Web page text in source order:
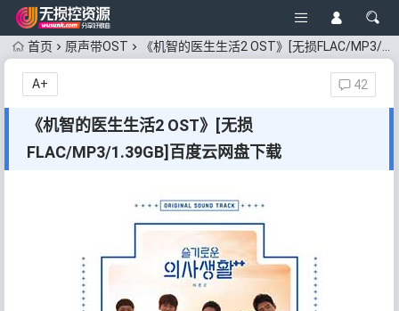
首页 原声带OST 《机智的医生生活2 OST》[无损FLAC/MP3/1.39GB]百度云网盘下载
《机智的医生生活2 OST》[无损
FLAC/MP3/1.39GB]百度云网盘下载
42
A+